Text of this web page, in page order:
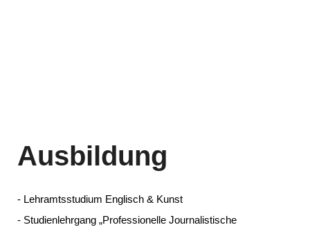
Ausbildung
- Lehramtsstudium Englisch & Kunst
- Studienlehrgang „Professionelle Journalistische